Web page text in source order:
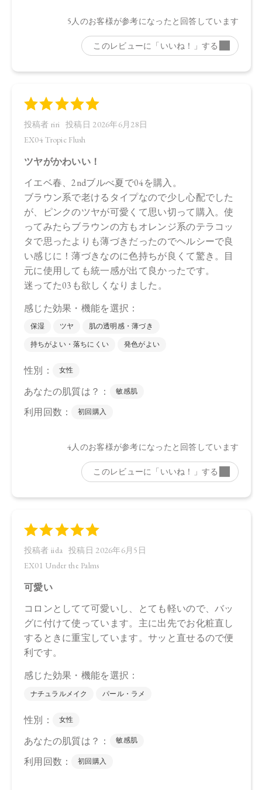
－1、ステアリン酸亜鉛、水酸化Al、トコフェロール、アルガ
ホバ種子油、ローズマリー葉油、オリーブ果実油、カニナバ
ラ果実油、グリセリン、水、パンテノール、酸化チタン、マ
イカ、酸化鉄、黄4、赤202
リイソステアリン酸ポリグリセリル－2、トリ（カプリル酸／
カプリン酸）グリセリル、キャンデリラロウエキス、セスキ
イソステアリン酸ソルビタン、ヒマワリ種子ロウ、ラウロイ
ルグルタミン酸ジ（フィトステリル／オクチルドデシル）、
NP、ビオチノイルトリペプチド－1、シリカ、水酸化Al、トコ
フェロール、アルガニアスピノサ核油、オプンチアフィクス
インジカ種子油、ホホバ種子油、ローズマリー葉油、オリー
ブ果実油、カニナバラ果実油、グリセリン、水、パンテノー
ル、マイカ、酸化チタン、酸化鉄、黄4、赤202
・EX03
上段（マット）：合成フルオロフロゴパイト、スクワラン、
トリイソステアリン酸ポリグリセリル－2、パルミチン酸デキ
ストリン、シリカ、セラミドNP、ビオチノイルトリペプチド
－1、ステアリン酸亜鉛、水酸化Al、トコフェロール、アルガ
ホバ種子油、ローズマリー葉油、オリーブ果実油、カニナバ
ラ果実油、グリセリン、水、パンテノール、酸化チタン、マ
イカ、ホウケイ酸（Ca ／Al）、黄4、酸化鉄、赤202、酸化ス
下段（ツヤ）：トリイソステアリン酸ポリグリセリル－2、ダ
カプリン酸）グリセリル、キャンデリラロウエキス、セスキ
イソステアリン酸ソルビタン、ヒマワリ種子ロウ、イソステ
Al、アルガニアスピノサ核油、オプンチアフィクスインジカ
種子油、ホホバ種子油、ローズマリー葉油、オリーブ果実
油、カニナバラ果実油、グリセリン、水、パンテノール、マ
トリイソステアリン酸ポリグリセリル－2、パルミチン酸デキ
－1、ステアリン酸亜鉛、トコフェロール、水酸化Al、アルガ
ニアスピノサ核油、オプンチアフィクスインジカ種子油、ホ
ホバ種子油、ローズマリー葉油、オリーブ果実油、カニナバ
イカ、酸化鉄、黄4、赤202、赤201
下段（ツヤ）：トリイソステアリン酸ポリグリセリル－2、ダ
イマージリノレイル水添ロジン縮合物、トリ（カプリル酸／
カプリン酸）グリセリル、キャンデリラロウエキス、セスキ
アリン酸デキストリン、コメヌカロウ、セラミドNP、ビオチ
ノイルトリペプチド－1、シリカ、水酸化Al、トコフェロー
種子油、ホホバ種子油、ローズマリー葉油、オリーブ果実
化チタン、マイカ、ホウケイ酸（Ca／Al）、酸化鉄、黄4、赤
202、赤201、酸化スズ